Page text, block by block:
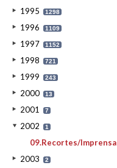
1995 1298
1996 1109
1997 1152
1998 721
1999 243
2000 13
2001 7
2002 1
09.Recortes/Imprensa
2003 2